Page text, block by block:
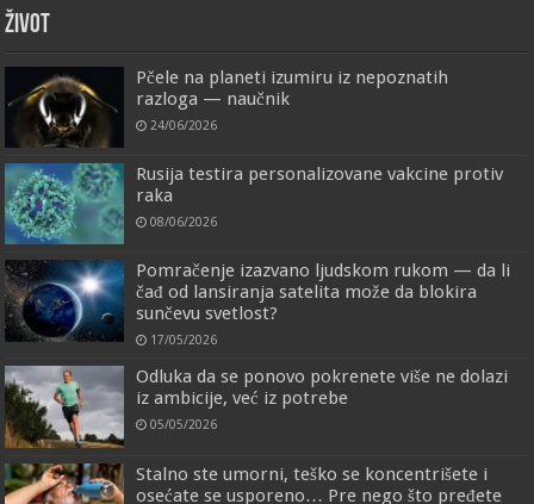
ŽIVOT
Pčele na planeti izumiru iz nepoznatih
razloga — naučnik
24/06/2026
Rusija testira personalizovane vakcine protiv
raka
08/06/2026
Pomračenje izazvano ljudskom rukom — da li
čađ od lansiranja satelita može da blokira
sunčevu svetlost?
17/05/2026
Odluka da se ponovo pokrenete više ne dolazi
iz ambicije, već iz potrebe
05/05/2026
Stalno ste umorni, teško se koncentrišete i
osećate se usporeno… Pre nego što pređete